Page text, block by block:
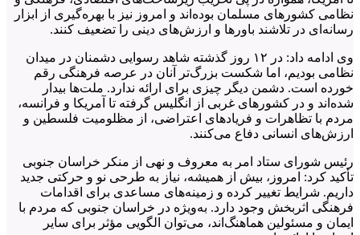
نظامی کشورهای مسلمان بوده‌اند و امروز نیز با بهره‌گیری از ابزار
رسانه‌ای در تلاشند باورها و ارزش‌های دینی را تضعیف کنند.
وی ادامه داد: در ۱۲ روز گذشته شاهد رسوایی دشمنان در میدان
نظامی بودیم، اما شکست بزرگ‌تر آنان در عرصه فرهنگی رقم
خورده است. دشمن دیگر چیزی برای ارائه ندارد. ملت‌ها بیدار
شده‌اند و در کشورهای غربی از انگلیس گرفته تا آمریکا و فرانسه،
مردم با تظاهرات و فریادهای اعتراضی، از مظلومیت فلسطین و
ارزش‌های انسانی دفاع می‌کنند.
رئیس شورای ستاد امر به معروف و نهی از منکر خراسان جنوبی
تأکید کرد: امروز، بیش از همیشه، نیاز به طرحی نو و حرکتی جدید
داریم. شرایط تغییر کرده و زمینه‌های مساعدی برای اقدامات
فرهنگی اثربخش وجود دارد. به‌ویژه در خراسان جنوبی که مردم با
ایمان و مسئولین هماهنگ‌اند، می‌توان الگویی مؤثر برای سایر